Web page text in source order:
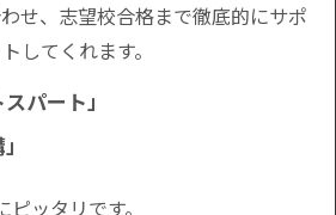
せ、志望校合格まで徹底的にサポ
してくれます。
パート」
ピッタリです。